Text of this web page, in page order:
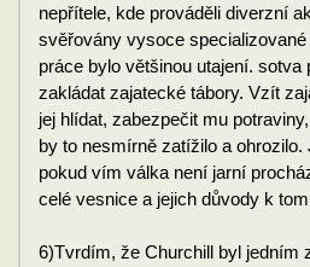
nepřítele, kde prováděli diverzní
svěřovány vysoce
práce bylo většinou utajení. sotva
zakládat zajatecké tábory. Vzít
jej hlídat, zabezpečit mu
by to nesmírně zatížilo a ohrozilo.
pokud vím válka není jarní
celé vesnice a jejich důvody k
6)Tvrdím, že Churchill byl jedním